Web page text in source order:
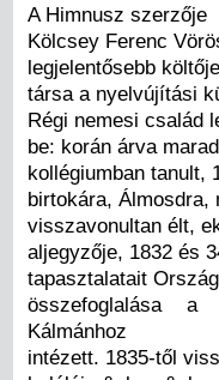
A Himnusz szerzője
Kölcsey Ferenc
legjelentősebb
társa a nyelvújítási
Régi nemesi család
be: korán árva
kollégiumban tanult,
birtokára, Álmosdra,
visszavonultan élt,
aljegyzője, 1832 és
tapasztalatait
összefoglalása a
Kálmánhoz
intézett. 1835-től